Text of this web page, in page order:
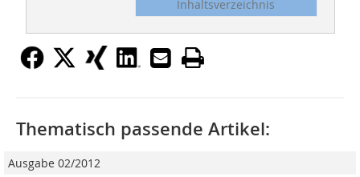
Inhaltsverzeichnis
Thematisch passende Artikel:
Ausgabe 02/2012